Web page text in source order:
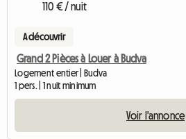
110 € / nuit
A découvrir
Grand 2 Pièces à Louer à Budva
Logement entier | Budva
1 pers. | 1 nuit minimum
Voir l'annonce